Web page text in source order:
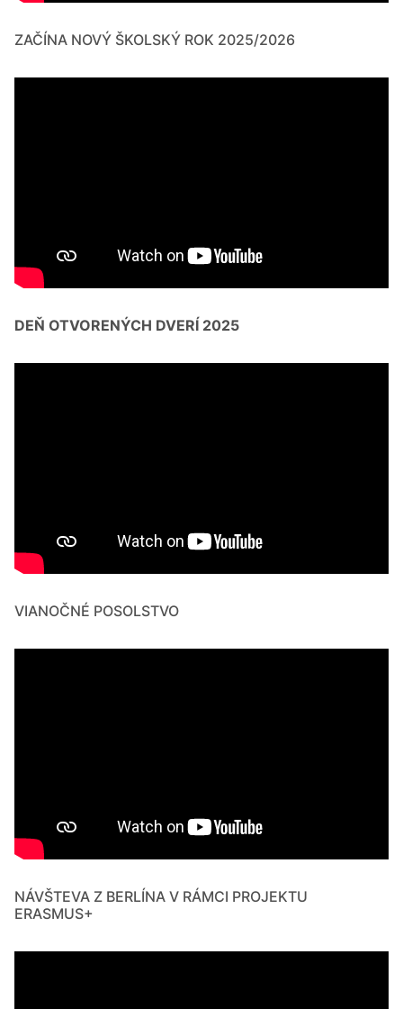
ZAČÍNA NOVÝ ŠKOLSKÝ ROK 2025/2026
DEŇ OTVORENÝCH DVERÍ 2025
VIANOČNÉ POSOLSTVO
NÁVŠTEVA Z BERLÍNA V RÁMCI PROJEKTU
ERASMUS+